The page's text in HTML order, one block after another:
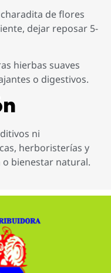
de flores
dejar reposar 5-
hierbas suaves
o digestivos.
ni
herboristerías y
bienestar natural.